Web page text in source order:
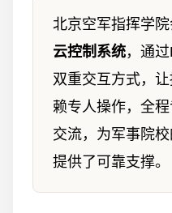
北京空军指挥学
云控制系统，通
双重交互方式，
赖专人操作，全
交流，为军事院
提供了可靠支撑。